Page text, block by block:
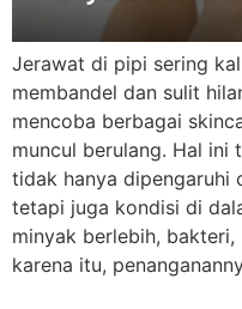
Jerawat di pipi sering
membandel dan sulit
mencoba berbagai
muncul berulang. Hal ini
tidak hanya dipengaruhi
tetapi juga kondisi di
minyak berlebih, bakteri,
karena itu,